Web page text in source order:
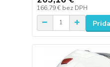
166,79 € bez DPH